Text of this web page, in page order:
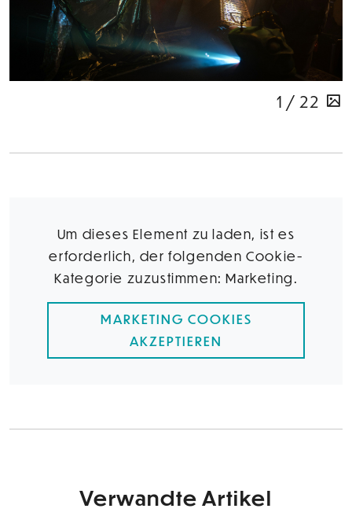
1 / 22
Um dieses Element zu laden, ist es
erforderlich, der folgenden Cookie-
Kategorie zuzustimmen: Marketing.
MARKETING COOKIES
AKZEPTIEREN
Verwandte Artikel